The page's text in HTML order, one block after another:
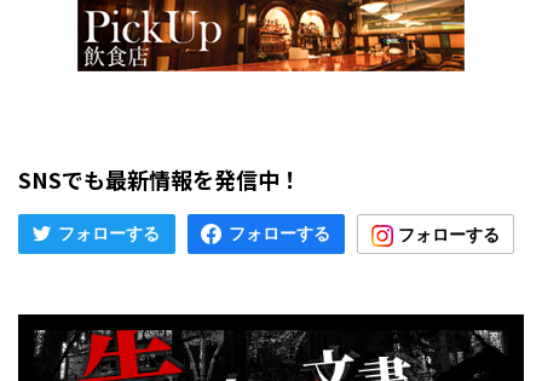
SNSでも最新情報を発信中！